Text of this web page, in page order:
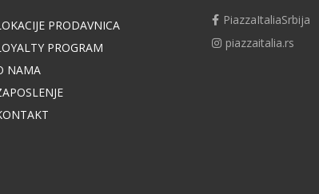
PRODAVNICA
PROGRAM
NAMA
PiazzaItaliaSrbija
piazzaitalia.rs